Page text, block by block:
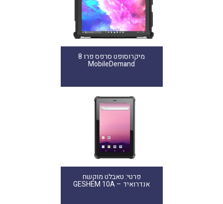
מיקרוסופט סרפס פרו 8
MobileDemand
פרטי: טאבלט מוקשח
אנדרואיד – GESHEM 10A